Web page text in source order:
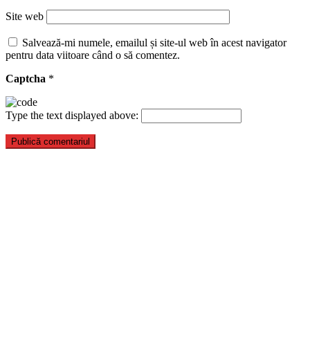
Site web
Salvează-mi numele, emailul și site-ul web în acest navigator
pentru data viitoare când o să comentez.
Captcha *
Type the text displayed above: